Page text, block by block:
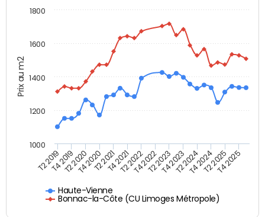
Prix au m2
Haute-Vienne
Bonnac-la-Côte (CU Limoges Métropole)
T2 2019T4 2019T2 2020T4 2020T2 2021T4 2021T2 2022T4 2022T2 2023T4 2023T2 2024T4 2024T2 2025T4 2025
1000
1200
1400
1600
1800